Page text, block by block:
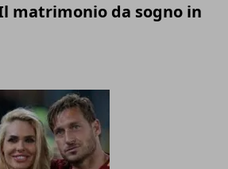
matrimonio da sogno in